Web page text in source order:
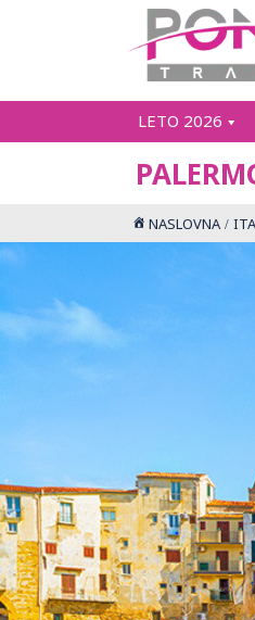
LETO 2026
NASLOVNA